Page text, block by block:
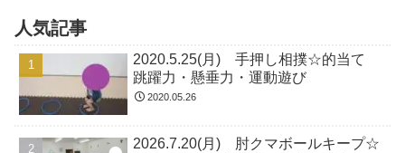
人気記事
2020.5.25(月) 手押し相撲☆的当て
跳躍力・懸垂力・運動遊び
2020.05.26
2026.7.20(月) 肘クマボールキープ☆